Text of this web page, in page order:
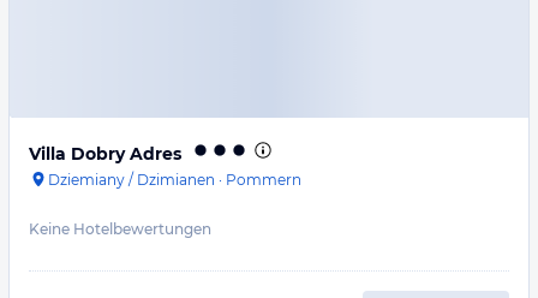
Villa Dobry Adres
Dziemiany / Dzimianen · Pommern
Keine Hotelbewertungen